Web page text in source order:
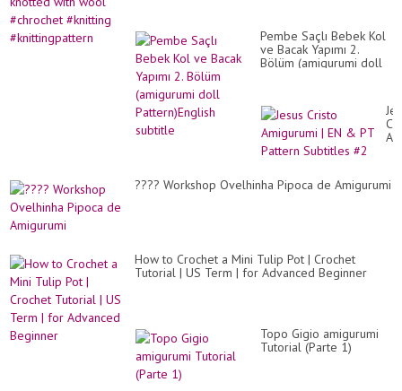
Pembe Saçlı Bebek Kol
ve Bacak Yapımı 2.
Bölüm (amigurumi doll
&
PT
???? Workshop Ovelhinha Pipoca de Amigurumi
How to Crochet a Mini Tulip Pot | Crochet
Tutorial | US Term | for Advanced Beginner
Topo Gigio amigurumi
Tutorial (Parte 1)